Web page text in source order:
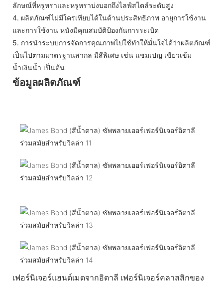
ลักษณ์ที่หรูหราและหรูหราบ่งบอกถึงไลฟ์สไตล์ระดับสูง
4. ผลิตภัณฑ์ไม่มีใครเทียบได้ในด้านประสิทธิภาพ อายุการใช้งาน
และการใช้งาน หนังมีคุณสมบัติป้องกันการระเบิด
5. การนำระบบการจัดการคุณภาพไปใช้ทำให้มั่นใจได้ว่าผลิตภัณฑ์
เป็นไปตามมาตรฐานสากล มีสีพิเศษ เช่น แชมเปญ เขียวเข้ม
น้ำเงินน้ำ เป็นต้น
ข้อมูลผลิตภัณฑ์
เฟอร์นิเจอร์แฮนด์เมดจากอิตาลี เฟอร์นิเจอร์คลาสสิกของ